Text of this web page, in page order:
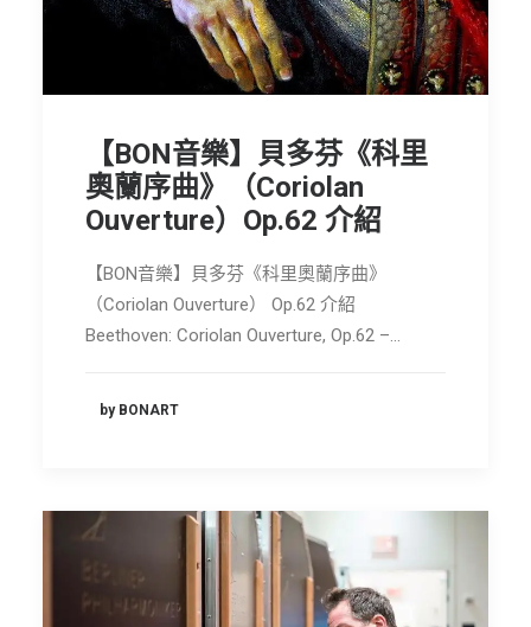
【BON音樂】貝多芬《科里
奧蘭序曲》（Coriolan
Ouverture）Op.62 介紹
【BON音樂】貝多芬《科里奧蘭序曲》
（Coriolan Ouverture） Op.62 介紹
Beethoven: Coriolan Ouverture, Op.62 –…
by BONART